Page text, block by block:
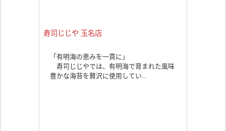
寿司じじや 玉名店
「有明海の恵みを一貫に」
寿司じじやでは、有明海で育まれた風味
豊かな海苔を贅沢に使用してい…